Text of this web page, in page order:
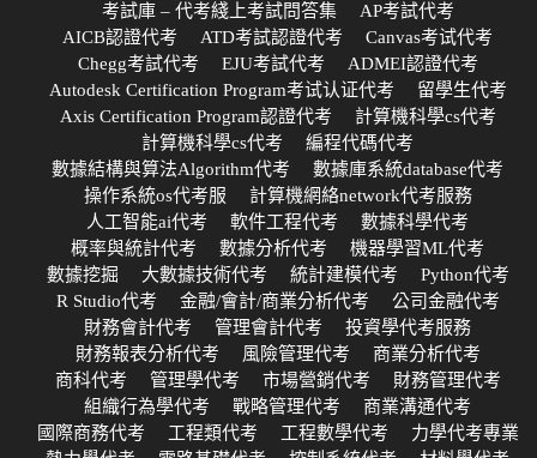
考試庫 – 代考綫上考試問答集
AP考試代考
AICB認證代考
ATD考試認證代考
Canvas考试代考
Chegg考試代考
EJU考試代考
ADMEI認證代考
Autodesk Certification Program考试认证代考
留學生代考
Axis Certification Program認證代考
計算機科學cs代考
計算機科學cs代考
編程代碼代考
數據結構與算法Algorithm代考
數據庫系統database代考
操作系統os代考服
計算機網絡network代考服務
人工智能ai代考
軟件工程代考
數據科學代考
概率與統計代考
數據分析代考
機器學習ML代考
數據挖掘
大數據技術代考 統計建模代考
Python代考
R Studio代考
金融/會計/商業分析代考
公司金融代考
財務會計代考
管理會計代考
投資學代考服務
財務報表分析代考
風險管理代考
商業分析代考
商科代考
管理學代考 市場營銷代考
財務管理代考
組織行為學代考
戰略管理代考
商業溝通代考
國際商務代考
工程類代考 工程數學代考
力學代考專業